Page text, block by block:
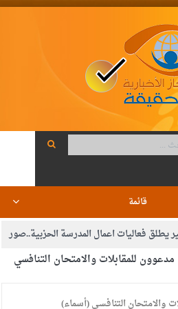
قائمة
يطلق فعاليات اعمال المدرسة الحزبية..صور
لحملة البكالوريوس في الحقوق والقانون
مدعوون للمقابلات والامتحان التنافسي